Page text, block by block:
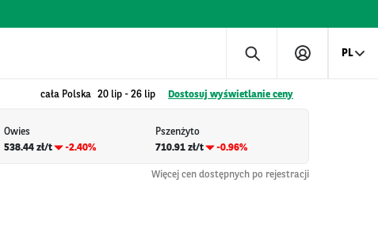
PL
cała Polska 20 lip - 26 lip Dostosuj wyświetlanie ceny
Owies
538.44 zł/t
-2.40%
Pszenżyto
710.91 zł/t
-0.96%
Więcej cen dostępnych po rejestracji